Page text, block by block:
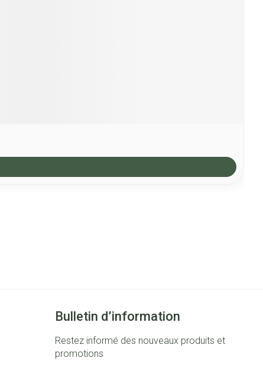
Bulletin d’information
Restez informé des nouveaux produits et
promotions